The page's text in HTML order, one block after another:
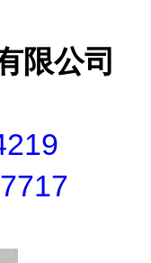
限公司